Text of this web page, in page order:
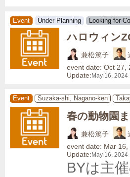
Event Under Planning Looking for
ハロウィン
兼松篤子
event date: Oct 27,
Update: May 16, 2024
Event Suzaka-shi, Nagano-ken
春の動物園
兼松篤子
event date: Mar 16,
Update: May 16, 2024
BYは主